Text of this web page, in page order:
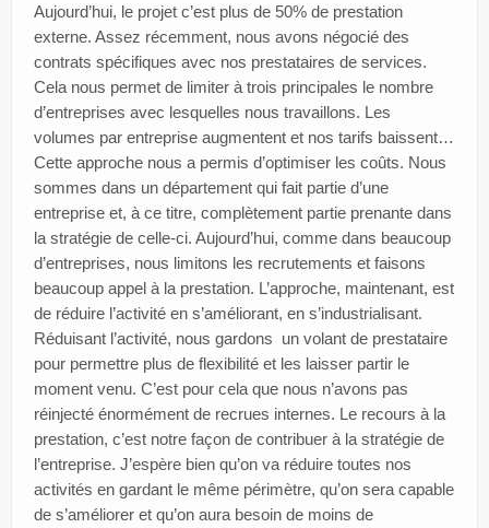
Aujourd’hui, le projet c’est plus de 50% de prestation
externe. Assez récemment, nous avons négocié des
contrats spécifiques avec nos prestataires de services.
Cela nous permet de limiter à trois principales le nombre
d’entreprises avec lesquelles nous travaillons. Les
volumes par entreprise augmentent et nos tarifs baissent…
Cette approche nous a permis d’optimiser les coûts. Nous
sommes dans un département qui fait partie d’une
entreprise et, à ce titre, complètement partie prenante dans
la stratégie de celle-ci. Aujourd’hui, comme dans beaucoup
d’entreprises, nous limitons les recrutements et faisons
beaucoup appel à la prestation. L’approche, maintenant, est
de réduire l’activité en s’améliorant, en s’industrialisant.
Réduisant l’activité, nous gardons un volant de prestataire
pour permettre plus de flexibilité et les laisser partir le
moment venu. C’est pour cela que nous n’avons pas
réinjecté énormément de recrues internes. Le recours à la
prestation, c’est notre façon de contribuer à la stratégie de
l’entreprise. J’espère bien qu’on va réduire toutes nos
activités en gardant le même périmètre, qu’on sera capable
de s’améliorer et qu’on aura besoin de moins de